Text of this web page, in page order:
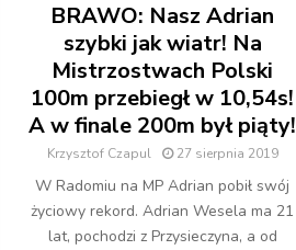
BRAWO: Nasz Adrian
szybki jak wiatr! Na
Mistrzostwach Polski
100m przebiegł w 10,54s!
A w finale 200m był piąty!
Krzysztof Czapul 27 sierpnia 2019
W Radomiu na MP Adrian pobił swój
życiowy rekord. Adrian Wesela ma 21
lat, pochodzi z Przysieczyna, a od